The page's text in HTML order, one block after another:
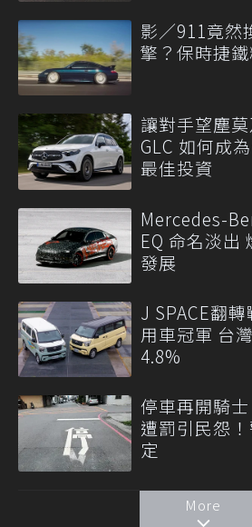
影／911竟然
擎？保時捷鐵
讓對手望塵
GLC 如何成
最佳投資
Mercedes-
EQ 命名淡出
發展
J SPACE翻
用車冠軍 台
4.8%
停車再開騎士
遭罰引民怨
定
More